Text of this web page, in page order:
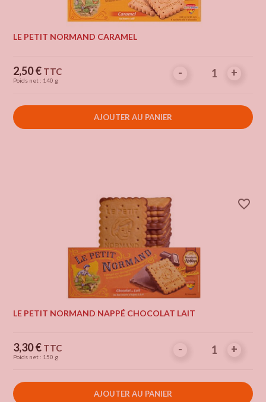
LE PETIT NORMAND CARAMEL
Prix
2,50 € TTC
Poids net : 140 g
- +
- +
AJOUTER AU PANIER
favorite_border
LE PETIT NORMAND NAPPÉ CHOCOLAT LAIT
Prix
3,30 € TTC
Poids net : 150 g
- +
- +
AJOUTER AU PANIER